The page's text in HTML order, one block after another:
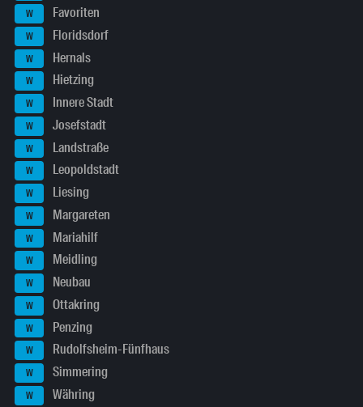
W Favoriten
W Floridsdorf
W Hernals
W Hietzing
W Innere Stadt
W Josefstadt
W Landstraße
W Leopoldstadt
W Liesing
W Margareten
W Mariahilf
W Meidling
W Neubau
W Ottakring
W Penzing
W Rudolfsheim-Fünfhaus
W Simmering
W Währing